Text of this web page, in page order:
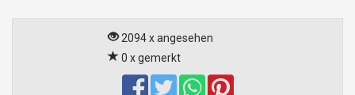
2094 x angesehen
0 x gemerkt